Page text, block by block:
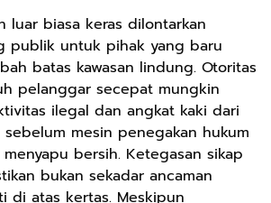
luar biasa keras dilontarkan
publik untuk pihak yang baru
batas kawasan lindung. Otoritas
pelanggar secepat mungkin
ilegal dan angkat kaki dari
mesin penegakan hukum
bersih. Ketegasan sikap
bukan sekadar ancaman
di atas kertas. Meskipun